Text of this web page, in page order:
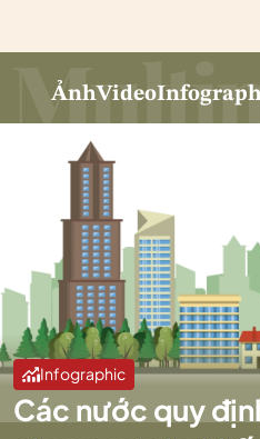
ẢnhVideo
Infographic
Các nước quy